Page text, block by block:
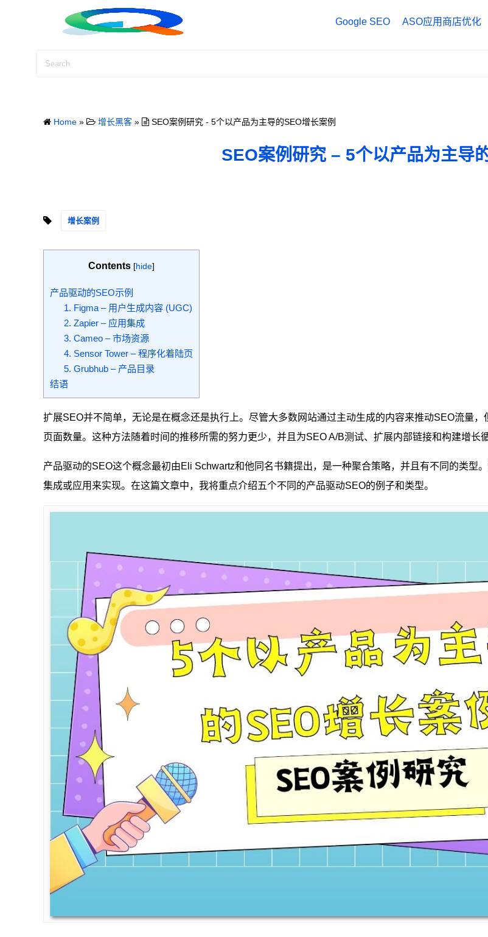
Google SEO ASO应用商店优化
Home » 增长黑客 » SEO案例研究 - 5个以产品为主导的SEO增长案例
SEO案例研究 – 5个以产品为主导
增长案例
Contents [hide]
产品驱动的SEO示例
1. Figma – 用户生成内容 (UGC)
2. Zapier – 应用集成
3. Cameo – 市场资源
4. Sensor Tower – 程序化着陆页
5. Grubhub – 产品目录
结语
扩展SEO并不简单，无论是在概念还是执行上。尽管大多数网站通过主动生成的内容来推动SEO流量
页面数量。这种方法随着时间的推移所需的努力更少，并且为SEO A/B测试、扩展内部链接和构建增长
产品驱动的SEO这个概念最初由Eli Schwartz和他同名书籍提出，是一种聚合策略，并且有不同的类型
集成或应用来实现。在这篇文章中，我将重点介绍五个不同的产品驱动SEO的例子和类型。